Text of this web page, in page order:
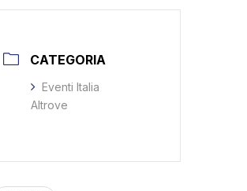
CATEGORIA
Eventi Italia
Altrove